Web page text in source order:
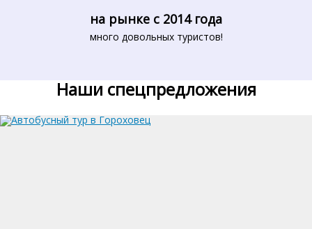
на рынке с 2014 года
много довольных туристов!
Наши спецпредложения